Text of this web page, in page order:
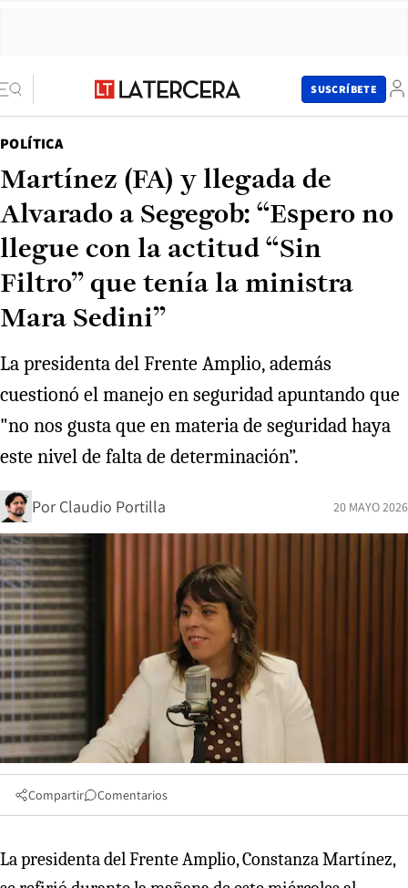
SUSCRÍBETE
POLÍTICA
Martínez (FA) y llegada de
Alvarado a Segegob: “Espero no
llegue con la actitud “Sin
Filtro” que tenía la ministra
Mara Sedini”
La presidenta del Frente Amplio, además
cuestionó el manejo en seguridad apuntando que
"no nos gusta que en materia de seguridad haya
este nivel de falta de determinación”.
Por Claudio Portilla 20 MAYO 2026
Compartir Comentarios
La presidenta del Frente Amplio, Constanza Martínez,